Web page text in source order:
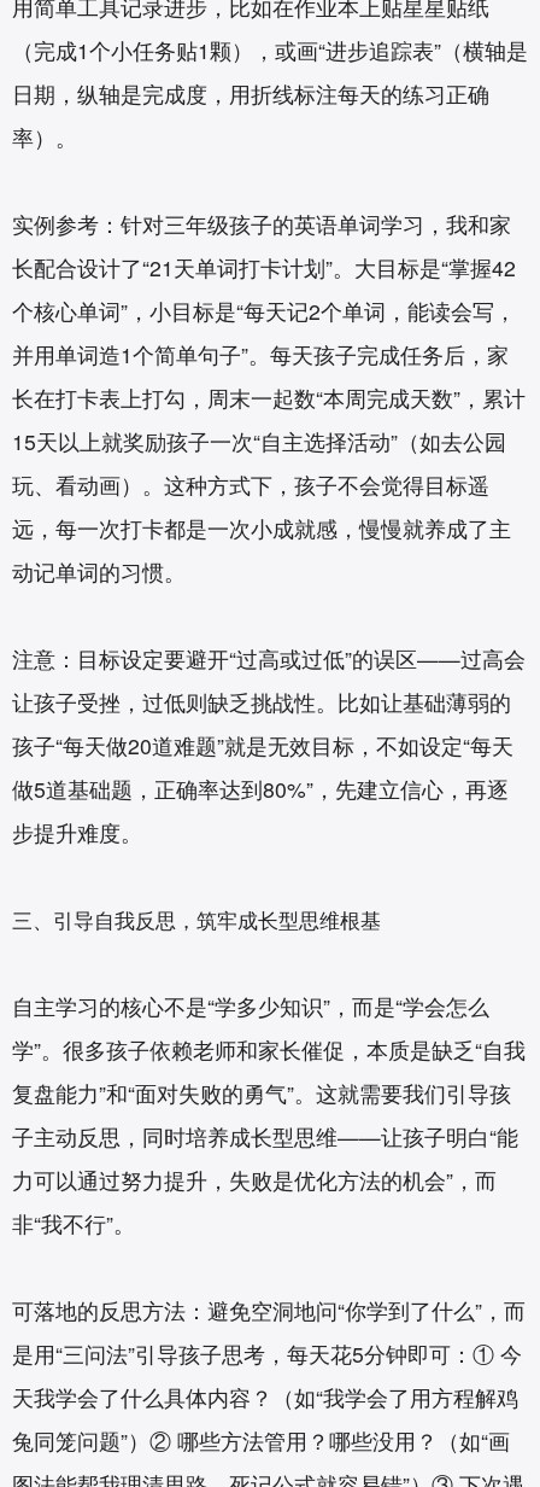
用简单工具记录进步，比如在作业本上贴星星贴纸
（完成1个小任务贴1颗），或画“进步追踪表”（横轴是
日期，纵轴是完成度，用折线标注每天的练习正确
率）。
实例参考：针对三年级孩子的英语单词学习，我和家
长配合设计了“21天单词打卡计划”。大目标是“掌握42
个核心单词”，小目标是“每天记2个单词，能读会写，
并用单词造1个简单句子”。每天孩子完成任务后，家
长在打卡表上打勾，周末一起数“本周完成天数”，累计
15天以上就奖励孩子一次“自主选择活动”（如去公园
玩、看动画）。这种方式下，孩子不会觉得目标遥
远，每一次打卡都是一次小成就感，慢慢就养成了主
动记单词的习惯。
注意：目标设定要避开“过高或过低”的误区——过高会
让孩子受挫，过低则缺乏挑战性。比如让基础薄弱的
孩子“每天做20道难题”就是无效目标，不如设定“每天
做5道基础题，正确率达到80%”，先建立信心，再逐
步提升难度。
三、引导自我反思，筑牢成长型思维根基
自主学习的核心不是“学多少知识”，而是“学会怎么
学”。很多孩子依赖老师和家长催促，本质是缺乏“自我
复盘能力”和“面对失败的勇气”。这就需要我们引导孩
子主动反思，同时培养成长型思维——让孩子明白“能
力可以通过努力提升，失败是优化方法的机会”，而
非“我不行”。
可落地的反思方法：避免空洞地问“你学到了什么”，而
是用“三问法”引导孩子思考，每天花5分钟即可：① 今
天我学会了什么具体内容？（如“我学会了用方程解鸡
兔同笼问题”）② 哪些方法管用？哪些没用？（如“画